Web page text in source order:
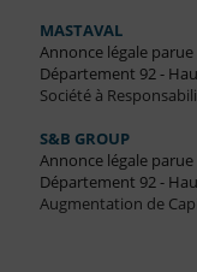
MASTAVAL
Annonce légale
Département 92 -
Société à
S&B GROUP
Annonce légale
Département 92 -
Augmentation de